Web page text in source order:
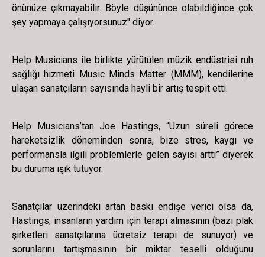
önünüze çıkmayabilir. Böyle düşününce olabildiğince çok
şey yapmaya çalışıyorsunuz" diyor.
Help Musicians ile birlikte yürütülen müzik endüstrisi ruh
sağlığı hizmeti Music Minds Matter (MMM), kendilerine
ulaşan sanatçıların sayısında hayli bir artış tespit etti.
Help Musicians’tan Joe Hastings, “Uzun süreli görece
hareketsizlik döneminden sonra, bize stres, kaygı ve
performansla ilgili problemlerle gelen sayısı arttı” diyerek
bu duruma ışık tutuyor.
Sanatçılar üzerindeki artan baskı endişe verici olsa da,
Hastings, insanların yardım için terapi almasının (bazı plak
şirketleri sanatçılarına ücretsiz terapi de sunuyor) ve
sorunlarını tartışmasının bir miktar teselli olduğunu